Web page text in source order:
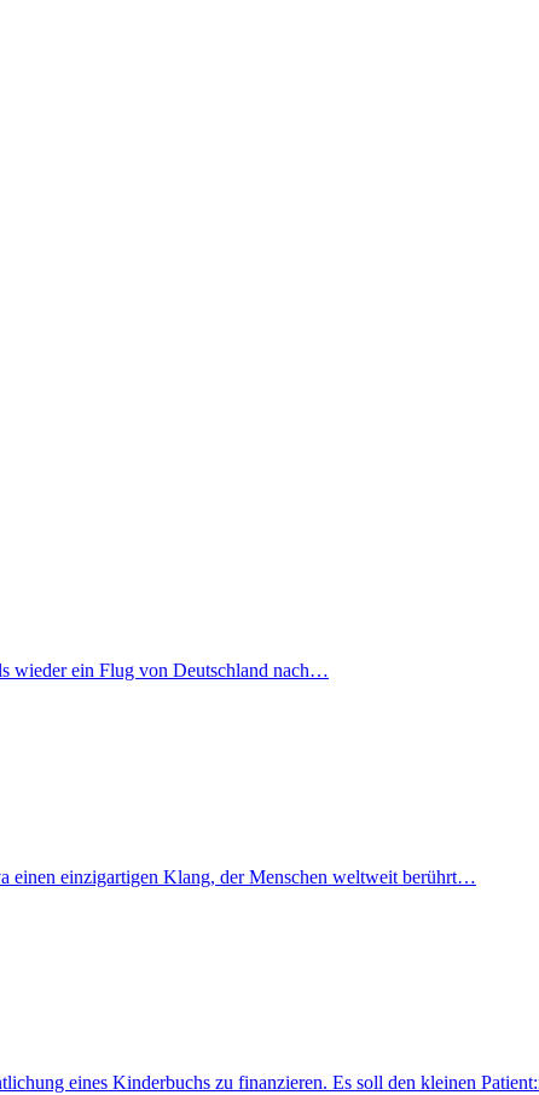
wieder ein Flug von Deutschland nach…
einen einzigartigen Klang, der Menschen weltweit berührt…
eines Kinderbuchs zu finanzieren. Es soll den kleinen